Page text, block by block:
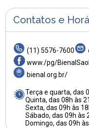
Contatos e
(11) 5576-7600
www./pg/
bienal.org.br/
Terça e quarta, das
Quinta, das 08h às
Sexta, das 09h às
Sábado, das 09h às
Domingo, das 09h